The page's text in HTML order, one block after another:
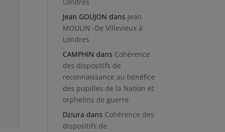
Jean GOUJON dans Jean
MOULIN -De Villevieux à
Londres
CAMPHIN dans Cohérence
des dispositifs de
reconnaissance au bénéfice
des pupilles de la Nation et
orphelins de guerre
Dziura dans Cohérence des
dispositifs de